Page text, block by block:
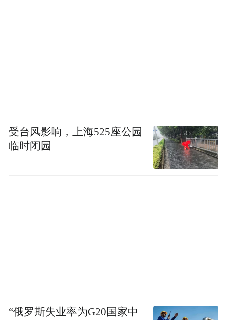
受台风影响，上海525座公园
临时闭园
“俄罗斯失业率为G20国家中